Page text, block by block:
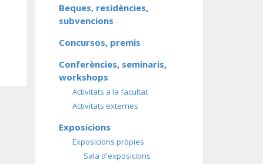
Beques, residències,
subvencions
Concursos, premis
Conferències, seminaris,
workshops
Activitats a la facultat
Activitats externes
Exposicions
Exposicions pròpies
Sala d'exposicions